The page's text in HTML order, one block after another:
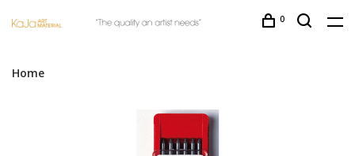
0
Home